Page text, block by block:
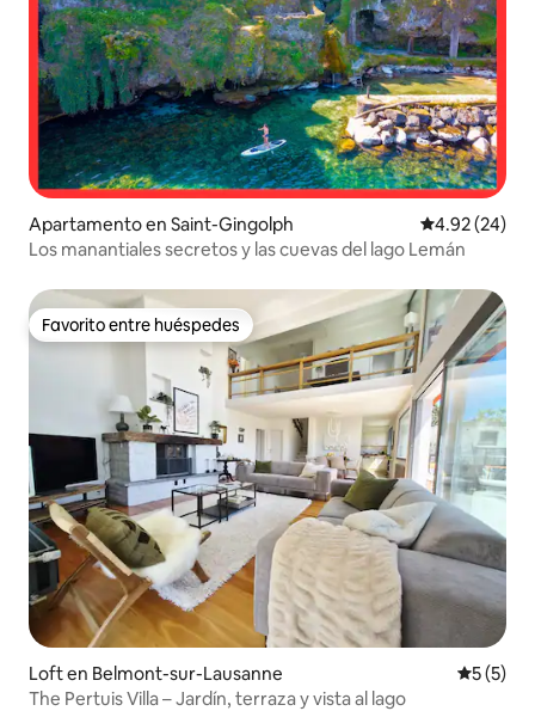
Apartamento en Saint-Gingolph Calificación
4.92 (24)
Los manantiales secretos y las cuevas del lago Lemán
Favorito entre huéspedes
Favorito entre huéspedes
Loft en Belmont-sur-Lausanne
5 (5)
The Pertuis Villa – Jardín, terraza y vista al lago